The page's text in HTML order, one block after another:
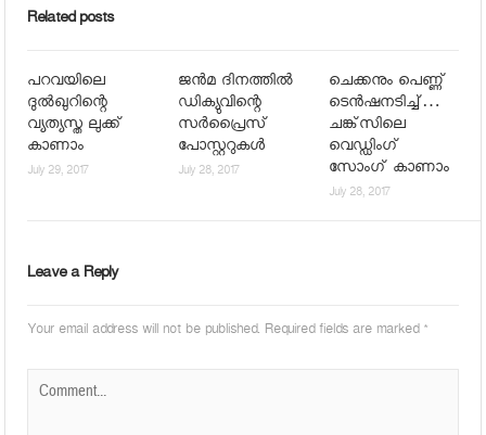
Related posts
പറവയിലെ
ദുൽഖുറിന്റെ
വ്യത്യസ്ത ലുക്ക്
കാണാം
July 29, 2017
ജന്‍മ ദിനത്തില്‍
ഡിക്യുവിന്റെ
സര്‍പ്രൈസ്
പോസ്റ്ററുകള്‍
July 28, 2017
ചെക്കനും പെണ്ണ്
ടെന്‍ഷനടിച്ച്…
ചങ്ക്‌സിലെ
വെഡ്ഡിംഗ്
സോംഗ് കാണാം
July 28, 2017
Leave a Reply
Your email address will not be published. Required fields are marked *